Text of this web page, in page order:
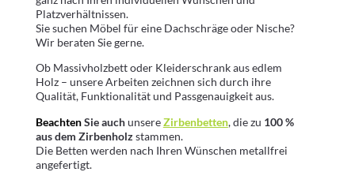
Platzverhältnissen.
Sie suchen Möbel für eine Dachschräge oder Nische?
Wir beraten Sie gerne.
Ob Massivholzbett oder Kleiderschrank aus edlem
Holz – unsere Arbeiten zeichnen sich durch ihre
Qualität, Funktionalität und Passgenauigkeit aus.
BeachtenSie auchunsereZirbenbetten, die zu 100 %
aus dem Zirbenholzstammen.
Die Betten werden nach Ihren Wünschen metallfrei
angefertigt.